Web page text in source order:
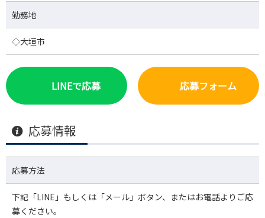
勤務地
◇大垣市
LINEで応募 応募フォーム
応募情報
応募方法
下記「LINE」もしくは「メール」ボタン、またはお電話よりご応
募ください。